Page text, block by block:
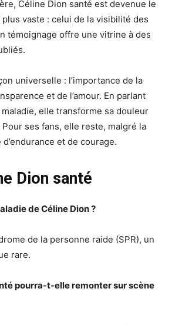
Céline Dion santé est devenue le
plus vaste : celui de la visibilité des
témoignage offre une vitrine à des
universelle : l’importance de la
et de l’amour. En parlant
elle transforme sa douleur
ses fans, elle reste, malgré la
et de courage.
Dion santé
de Céline Dion ?
de la personne raide (SPR), un
rare.
pourra-t-elle remonter sur scène